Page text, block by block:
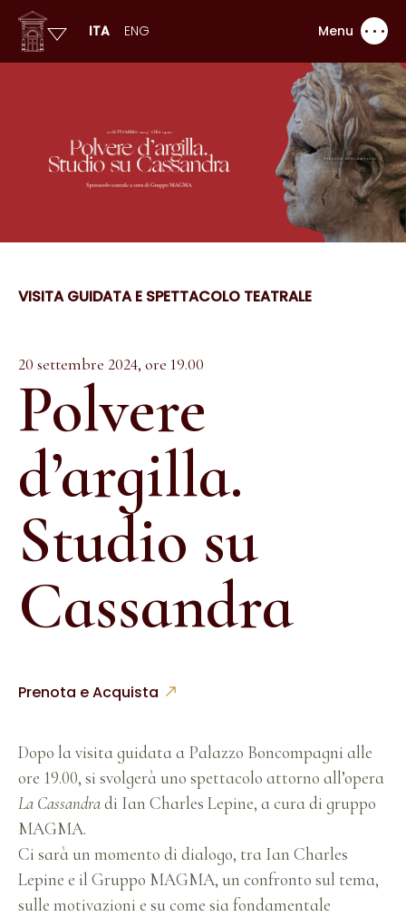
ITA ENG Menu
VISITA GUIDATA E SPETTACOLO TEATRALE
20 settembre 2024, ore 19.00
Polvere
d’argilla.
Studio su
Cassandra
Prenota e Acquista
Dopo la visita guidata a Palazzo Boncompagni alle
ore 19.00, si svolgerà uno spettacolo attorno all’opera
La Cassandradi Ian Charles Lepine, a cura di gruppo
MAGMA.
Ci sarà un momento di dialogo, tra Ian Charles
Lepine e il Gruppo MAGMA, un confronto sul tema,
sulle motivazioni e su come sia fondamentale